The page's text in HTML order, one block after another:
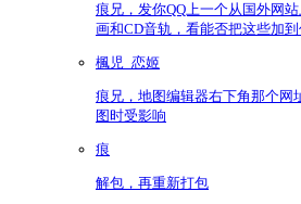
痕兄，发你QQ上一个从国外网
画和CD音轨，看能否把这些加到
楓児_恋姬
痕兄，地图编辑器右下角那个网
图时受影响
痕
解包，再重新打包